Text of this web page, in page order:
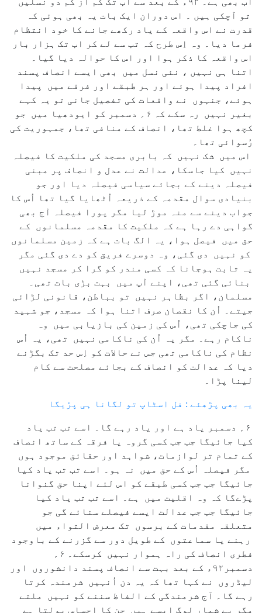
تو آچکی ہیں ۔ اس دوران ایک بات یہ بھی ہوئی کہ
قدرت نے اس واقعہ کے یاد رکھے جانے کا خود انتظام
فرما دیا۔ وہ اِس طرح کہ تب سے لے کر اب تک ہزار بار
اس واقعہ کا ذکر ہوا اور اس کا حوالہ دیا گیا۔
اتنا ہی نہیں ، نئی نسل میں بھی ایسے انصاف پسند
افراد پیدا ہوئے اور ہر طبقے اور فرقے میں پیدا
ہوئے، جنہوں نے واقعات کی تفصیل جانی تو یہ کہے
بغیر نہیں رہ سکے کہ ۶؍ دسمبر کو ایودھیا میں جو
کچھ ہوا غلط تھا، انصاف کے منافی تھا، جمہوریت کی
رُسوائی تھا۔
اس میں شک نہیں کہ بابری مسجد کی ملکیت کا فیصلہ
نہیں کیا جاسکا، عدالت نے عدل و انصاف پر مبنی
فیصلہ دینے کے بجائے سیاسی فیصلہ دیا اور جو
بنیادی سوال مقدمہ کے ذریعہ اُٹھایا گیا تھا اُس کا
جواب دینے سے منہ موڑ لیا مگر پورا فیصلہ آج بھی
گواہی دے رہا ہے کہ ملکیت کا مقدمہ مسلمانوں کے
حق میں فیصل ہوا، یہ الگ بات ہے کہ زمین مسلمانوں
کو نہیں دی گئی، وہ دوسرے فریق کو دے دی گئی مگر
یہ ثابت ہوجانا کہ کسی مندر کو گرا کر مسجد نہیں
بنائی گئی تھی، اپنے آپ میں بہت بڑی بات تھی۔
مسلمان، اگر بظاہر نہیں تو بباطن، قانونی لڑائی
جیتے۔ اُن کا نقصان صرف اتنا ہوا کہ مسجد، جو شہید
کی جاچکی تھی، اُس کی زمین کی بازیابی میں وہ
ناکام رہے۔ مگر یہ اُن کی ناکامی نہیں تھی، یہ اُس
نظام کی ناکامی تھی جس نے حالات کو اِس حد تک بگڑنے
دیا کہ عدالت کو انصاف کے بجائے مصلحت سے کام
لینا پڑا۔
یہ بھی پڑھئے : فل اسٹاپ تو لگانا ہی پڑیگا
۶؍ دسمبر یاد ہے اور یاد رہے گا۔ اسے تب تب یاد
کیا جائیگا جب جب کسی گروہ یا فرقہ کے ساتھ انصاف
کے تمام تر لوازمات، شواہد اور حقائق موجود ہوں
مگر فیصلہ اُس کے حق میں نہ ہو۔ اسے تب تب یاد کیا
جائیگا جب جب کسی طبقے کو اس لئے اپنا حق گنوانا
پڑےگا کہ وہ اقلیت میں ہے۔ اسے تب تب یاد کیا
جائیگا جب جب عدالت ایسے فیصلے سنائے گی جو
متعلقہ مقدمات کے برسوں تک معرض التواء میں
رہنے یا سماعتوں کے طویل دور سے گزرنے کے باوجود
دسمبر۹۲ء کے بعد بہت سے انصاف پسند دانشوروں اور
لیڈروں نے کہا تھا کہ یہ دن اُنہیں شرمندہ کرتا
رہے گا۔ آج شرمندگی کے الفاظ سننے کو نہیں ملتے
مگر بے شمار لوگ ایسے ہیں جن کا احساس بولتا ہے